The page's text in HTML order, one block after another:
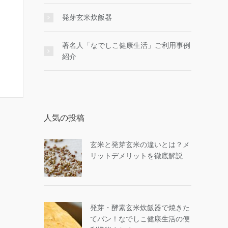
発芽玄米炊飯器
著名人「なでしこ健康生活」ご利用事例
紹介
人気の投稿
玄米と発芽玄米の違いとは？メ
リットデメリットを徹底解説
発芽・酵素玄米炊飯器で焼きた
てパン！なでしこ健康生活の便